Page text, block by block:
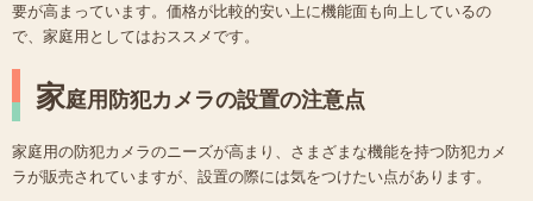
要が高まっています。価格が比較的安い上に機能面も向上しているの
で、家庭用としてはおススメです。
家庭用防犯カメラの設置の注意点
家庭用の防犯カメラのニーズが高まり、さまざまな機能を持つ防犯カメ
ラが販売されていますが、設置の際には気をつけたい点があります。